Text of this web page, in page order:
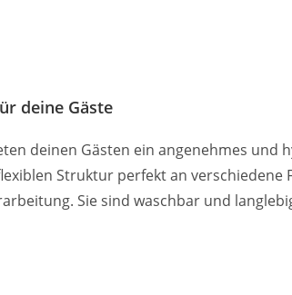
deine Gäste
deinen Gästen ein angenehmes und
Struktur perfekt an verschiedene
Sie sind waschbar und